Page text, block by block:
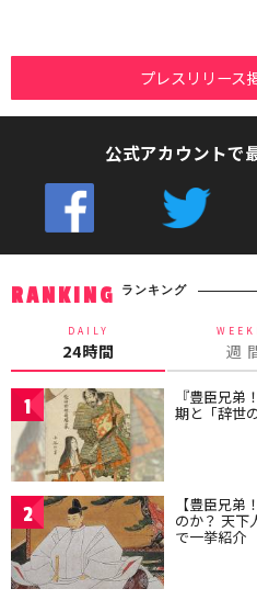
プレスリリース
公式アカウントで
RANKING ランキング
DAILY
24時間 週
1 『豊臣兄
期と「辞世
2 【豊臣兄
のか？ 天下
で一挙紹介